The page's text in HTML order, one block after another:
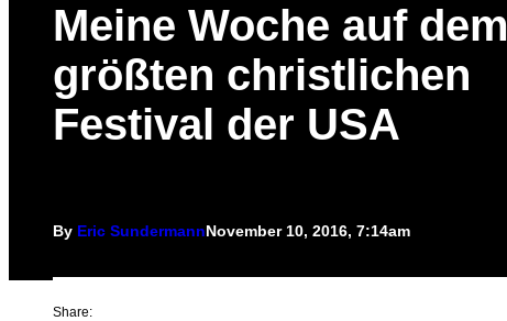
Meine Woche auf dem
größten christlichen
Festival der USA
By Eric SundermannNovember 10, 2016, 7:14am
Share: